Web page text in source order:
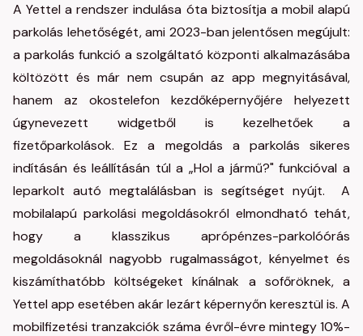
A Yettel a rendszer indulása óta biztosítja a mobil alapú
parkolás lehetőségét, ami 2023-ban jelentősen megújult:
a parkolás funkció a szolgáltató központi alkalmazásába
költözött és már nem csupán az app megnyitásával,
hanem az okostelefon kezdőképernyőjére helyezett
úgynevezett widgetből is kezelhetőek a
fizetőparkolások. Ez a megoldás a parkolás sikeres
indításán és leállításán túl a „Hol a jármű?" funkcióval a
leparkolt autó megtalálásban is segítséget nyújt. A
mobilalapú parkolási megoldásokról elmondható tehát,
hogy a klasszikus aprópénzes-parkolóórás
megoldásoknál nagyobb rugalmasságot, kényelmet és
kiszámíthatóbb költségeket kínálnak a sofőröknek, a
Yettel app esetében akár lezárt képernyőn keresztül is. A
mobilfizetési tranzakciók száma évről-évre mintegy 10%-